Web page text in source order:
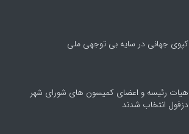
کپوی جهانی در سایه بی توجهی ملی
هیات رئیسه و اعضای کمیسون های شورای شهر
دزفول انتخاب شدند